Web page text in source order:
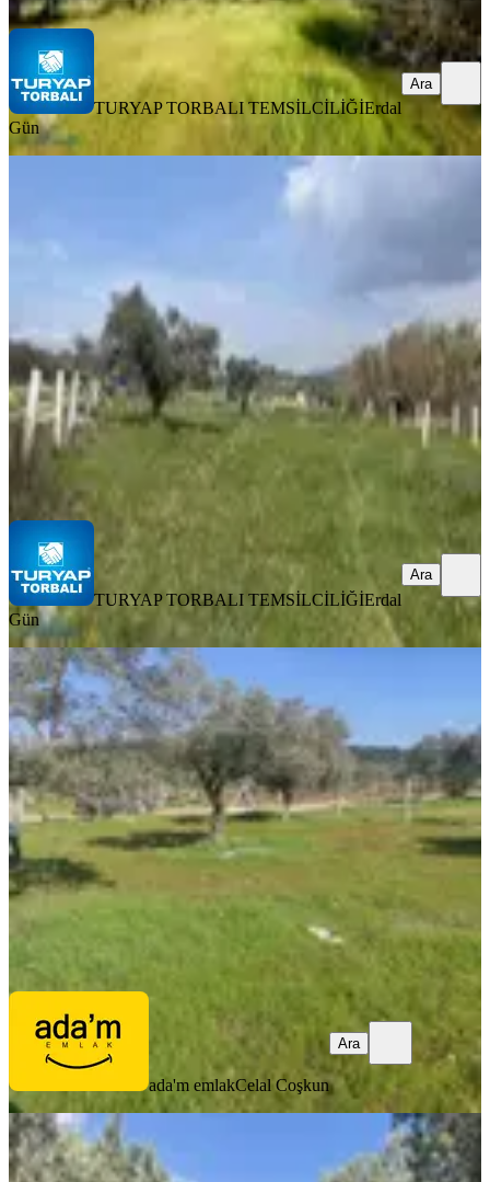
TURYAP TORBALI TEMSİLCİLİĞİErdal
Gün
Ara
Turyap Torbalı Temsilciliğinden
Dirmil Mah. 668m2 Satılık Tarla
668 m²
1.722/m²·
28.05.2026
1.150.000 ₺
TURYAP TORBALI TEMSİLCİLİĞİ
Ara
TURYAP TORBALI TEMSİLCİLİĞİErdal
Gün
Ara
İzmir / Torbalı, Dilmil Köyünde,
Satılık 546 M² Arazi.
Torbalı, Dirmil Mahallesi
546 m² ·1.969/m²·26.05.2026
1.075.000 ₺
ada'm emlak
Ara
ada'm emlakCelal Coşkun
Ara
TAKASLI
%7
Torbalı Dirmil Mah 2438m2 Satılık
Zeytinli Tarla